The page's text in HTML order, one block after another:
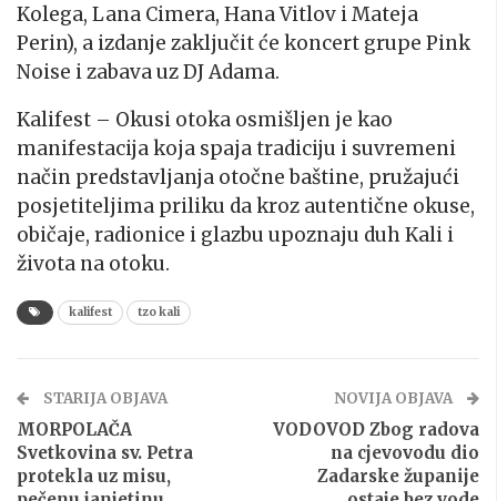
Kolega, Lana Cimera, Hana Vitlov i Mateja
Perin), a izdanje zaključit će koncert grupe Pink
Noise i zabava uz DJ Adama.
Kalifest – Okusi otoka osmišljen je kao
manifestacija koja spaja tradiciju i suvremeni
način predstavljanja otočne baštine, pružajući
posjetiteljima priliku da kroz autentične okuse,
običaje, radionice i glazbu upoznaju duh Kali i
života na otoku.
kalifest tzo kali
STARIJA OBJAVA
MORPOLAČA
Svetkovina sv. Petra
protekla uz misu,
NOVIJA OBJAVA
VODOVOD Zbog radova
na cjevovodu dio
Zadarske županije